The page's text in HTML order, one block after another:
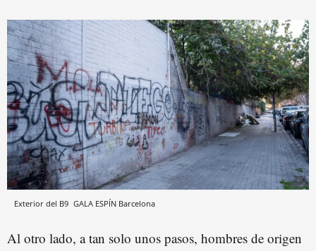
Exterior del B9 GALA ESPÍN Barcelona
Al otro lado, a tan solo unos pasos, hombres de origen